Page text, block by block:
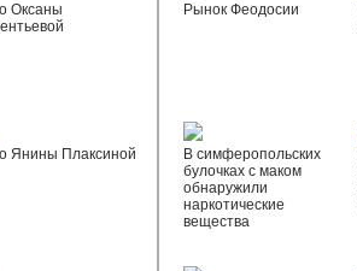
Оксаны
Янины Плаксиной
Рынок Феодосии
В симферопольских
булочках с маком
обнаружили
наркотические
вещества